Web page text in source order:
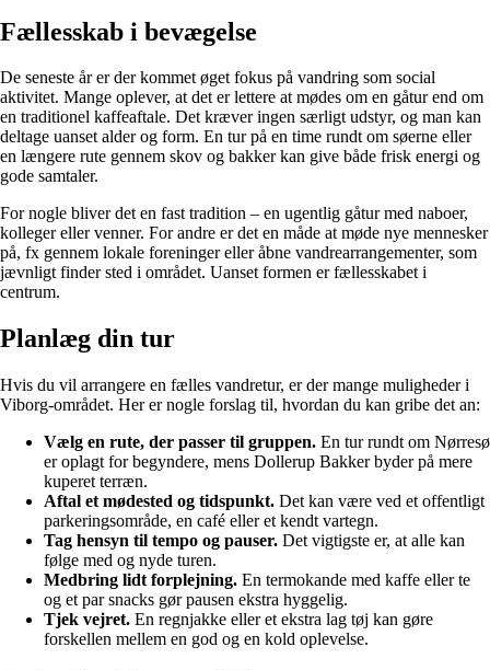
Fællesskab i bevægelse
De seneste år er der kommet øget fokus på vandring som social
aktivitet. Mange oplever, at det er lettere at mødes om en gåtur end om
en traditionel kaffeaftale. Det kræver ingen særligt udstyr, og man kan
deltage uanset alder og form. En tur på en time rundt om søerne eller
en længere rute gennem skov og bakker kan give både frisk energi og
gode samtaler.
For nogle bliver det en fast tradition – en ugentlig gåtur med naboer,
kolleger eller venner. For andre er det en måde at møde nye mennesker
på, fx gennem lokale foreninger eller åbne vandrearrangementer, som
jævnligt finder sted i området. Uanset formen er fællesskabet i
centrum.
Planlæg din tur
Hvis du vil arrangere en fælles vandretur, er der mange muligheder i
Viborg-området. Her er nogle forslag til, hvordan du kan gribe det an:
Vælg en rute, der passer til gruppen. En tur rundt om Nørresø
er oplagt for begyndere, mens Dollerup Bakker byder på mere
kuperet terræn.
Aftal et mødested og tidspunkt. Det kan være ved et offentligt
parkeringsområde, en café eller et kendt vartegn.
Tag hensyn til tempo og pauser. Det vigtigste er, at alle kan
følge med og nyde turen.
Medbring lidt forplejning. En termokande med kaffe eller te
og et par snacks gør pausen ekstra hyggelig.
Tjek vejret. En regnjakke eller et ekstra lag tøj kan gøre
forskellen mellem en god og en kold oplevelse.